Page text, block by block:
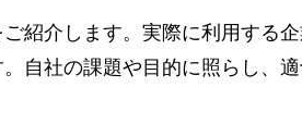
紹介します。実際に利用する
自社の課題や目的に照らし、